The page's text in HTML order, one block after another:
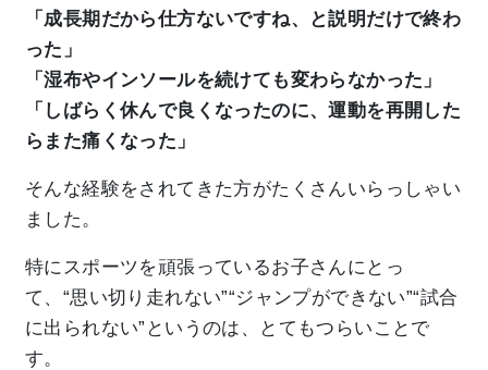
「成長期だから仕方ないですね、と説明だけで終わ
った」
「湿布やインソールを続けても変わらなかった」
「しばらく休んで良くなったのに、運動を再開した
らまた痛くなった」
そんな経験をされてきた方がたくさんいらっしゃい
ました。
特にスポーツを頑張っているお子さんにとっ
て、“思い切り走れない”“ジャンプができない”“試合
に出られない”というのは、とてもつらいことで
す。